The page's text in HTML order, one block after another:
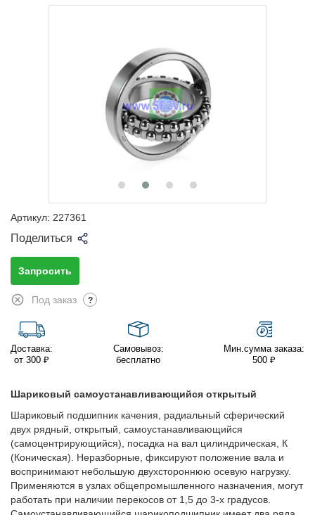
Артикул: 227361
Поделиться
Запросить
Под заказ ?
Доставка:
от 300 ₽
Самовывоз:
бесплатно
Мин.сумма заказа:
500 ₽
Шариковый самоустанавливающийся открытый
Шариковый подшипник качения, радиальный сферический
двух рядный, открытый, самоустанавливающийся
(самоцентрирующийся), посадка на вал цилиндрическая, К
(Коническая). Неразборные, фиксируют положение вала и
воспринимают небольшую двухстороннюю осевую нагрузку.
Применяются в узлах общепромышленного назначения, могут
работать при наличии перекосов от 1,5 до 3-х градусов.